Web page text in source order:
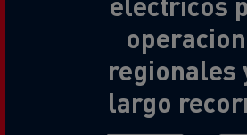
regionales
largo